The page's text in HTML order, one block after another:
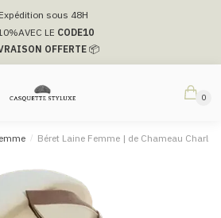
Expédition sous 48H
AVEC LE CODE10
OFFERTE📦
0
/ Béret Laine Femme​ | de Chameau Charlize